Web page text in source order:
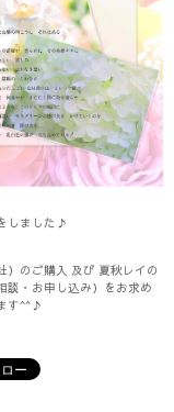
しました♪
のご購入 及び 夏秋レイの
談・お申し込み）をお求め
す^^♪